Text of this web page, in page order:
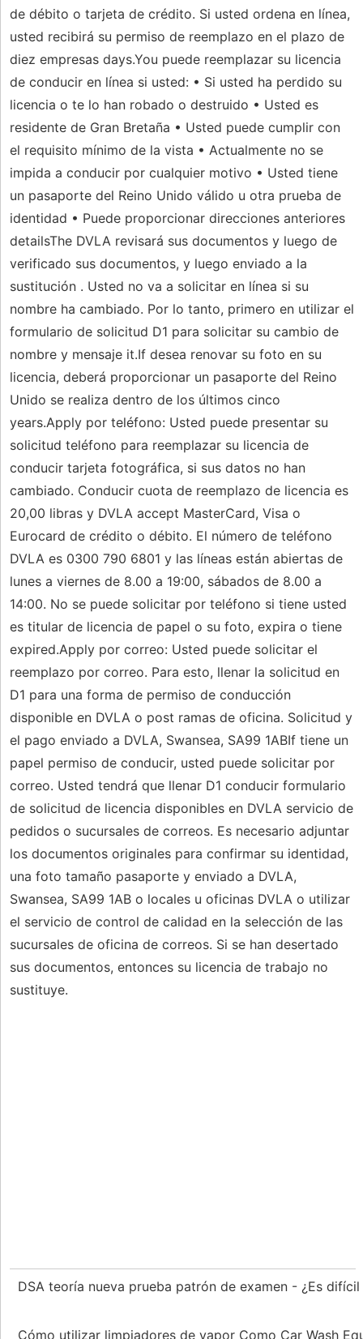
de débito o tarjeta de crédito. Si usted ordena en línea,
usted recibirá su permiso de reemplazo en el plazo de
diez empresas days.You puede reemplazar su licencia
de conducir en línea si usted: • Si usted ha perdido su
licencia o te lo han robado o destruido • Usted es
residente de Gran Bretaña • Usted puede cumplir con
el requisito mínimo de la vista • Actualmente no se
impida a conducir por cualquier motivo • Usted tiene
un pasaporte del Reino Unido válido u otra prueba de
identidad • Puede proporcionar direcciones anteriores
detailsThe DVLA revisará sus documentos y luego de
verificado sus documentos, y luego enviado a la
sustitución . Usted no va a solicitar en línea si su
nombre ha cambiado. Por lo tanto, primero en utilizar el
formulario de solicitud D1 para solicitar su cambio de
nombre y mensaje it.If desea renovar su foto en su
licencia, deberá proporcionar un pasaporte del Reino
Unido se realiza dentro de los últimos cinco
years.Apply por teléfono: Usted puede presentar su
solicitud teléfono para reemplazar su licencia de
conducir tarjeta fotográfica, si sus datos no han
cambiado. Conducir cuota de reemplazo de licencia es
20,00 libras y DVLA accept MasterCard, Visa o
Eurocard de crédito o débito. El número de teléfono
DVLA es 0300 790 6801 y las líneas están abiertas de
lunes a viernes de 8.00 a 19:00, sábados de 8.00 a
14:00. No se puede solicitar por teléfono si tiene usted
es titular de licencia de papel o su foto, expira o tiene
expired.Apply por correo: Usted puede solicitar el
reemplazo por correo. Para esto, llenar la solicitud en
D1 para una forma de permiso de conducción
disponible en DVLA o post ramas de oficina. Solicitud y
el pago enviado a DVLA, Swansea, SA99 1ABIf tiene un
papel permiso de conducir, usted puede solicitar por
correo. Usted tendrá que llenar D1 conducir formulario
de solicitud de licencia disponibles en DVLA servicio de
pedidos o sucursales de correos. Es necesario adjuntar
los documentos originales para confirmar su identidad,
una foto tamaño pasaporte y enviado a DVLA,
Swansea, SA99 1AB o locales u oficinas DVLA o utilizar
el servicio de control de calidad en la selección de las
sucursales de oficina de correos. Si se han desertado
sus documentos, entonces su licencia de trabajo no
sustituye.
DSA teoría nueva prueba patrón de examen - ¿Es
Cómo utilizar limpiadores de vapor Como Car Wash